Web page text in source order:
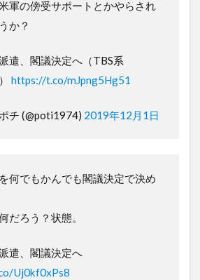
軍の傍受サポートとかやらされ
か？
遣、閣議決定へ（TBS系
https://t.co/mJpng5Hg51
チ (@poti1974) 2019年12月1日
何でもかんでも閣議決定で決め
だろう？状態。
遣、閣議決定へ
Uj0kf0xPs8